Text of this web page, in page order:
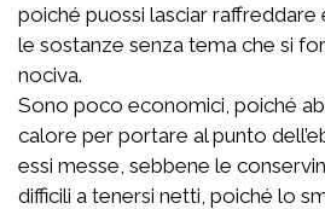
poiché puossi lasciar raffreddare
le sostanze senza tema che si
nociva.
Sono poco economici, poiché
calore per portare al punto
essi messe, sebbene le
difficili a tenersi netti, poiché lo